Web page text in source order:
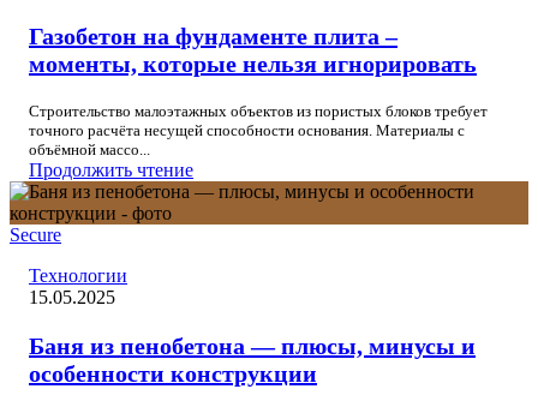
Газобетон на фундаменте плита –
моменты, которые нельзя игнорировать
Строительство малоэтажных объектов из пористых блоков требует
точного расчёта несущей способности основания. Материалы с
объёмной массо...
Продолжить чтение
Secure
Технологии
15.05.2025
Баня из пенобетона — плюсы, минусы и
особенности конструкции